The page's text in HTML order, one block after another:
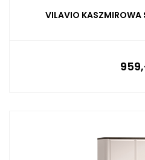
VILAVIO KASZMIROWA